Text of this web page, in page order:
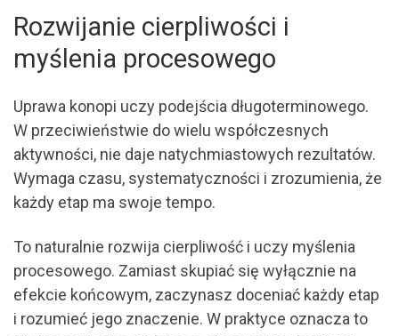
Rozwijanie cierpliwości i
myślenia procesowego
Uprawa konopi uczy podejścia długoterminowego.
W przeciwieństwie do wielu współczesnych
aktywności, nie daje natychmiastowych rezultatów.
Wymaga czasu, systematyczności i zrozumienia, że
każdy etap ma swoje tempo.
To naturalnie rozwija cierpliwość i uczy myślenia
procesowego. Zamiast skupiać się wyłącznie na
efekcie końcowym, zaczynasz doceniać każdy etap
i rozumieć jego znaczenie. W praktyce oznacza to